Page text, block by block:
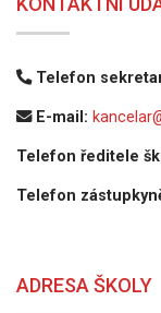
Telefon
E-mail:
Telefon ředitele
Telefon
ADRESA ŠKOLY